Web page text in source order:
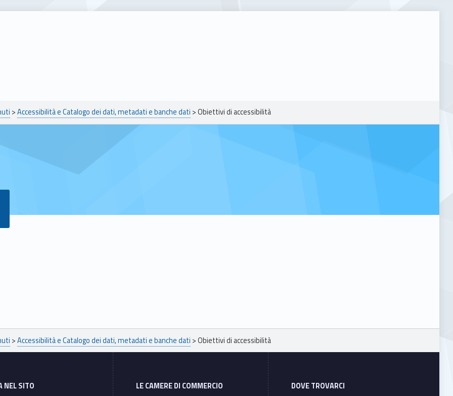
>Accessibilità e Catalogo dei dati, metadati e banche dati >Obiettivi di accessibilità
>Accessibilità e Catalogo dei dati, metadati e banche dati >Obiettivi di accessibilità
NEL SITO
LE CAMERE DI COMMERCIO DOVE TROVARCI